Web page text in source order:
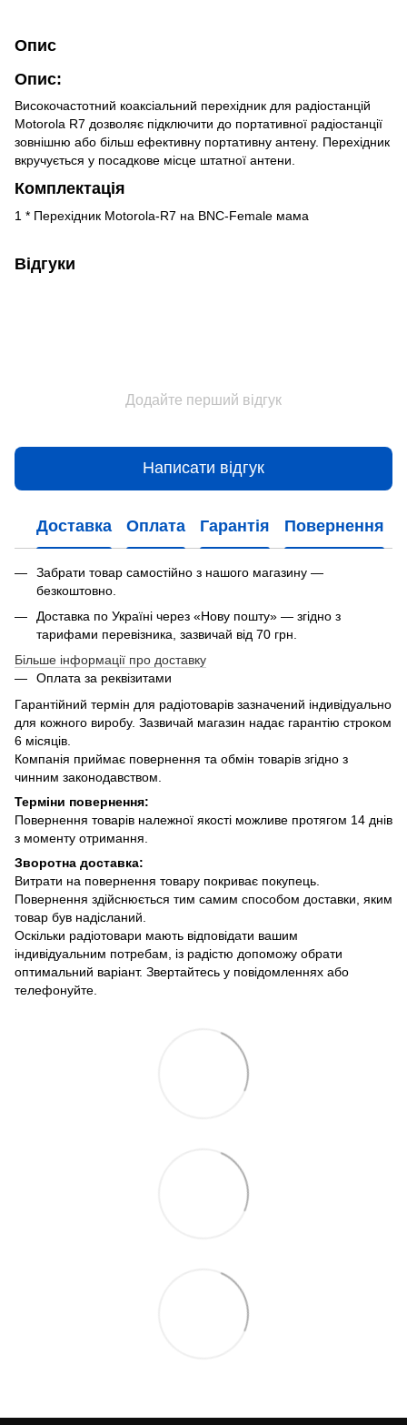
Опис
Опис:
Високочастотний коаксіальний перехідник для радіостанцій
Motorola R7 дозволяє підключити до портативної радіостанції
зовнішню або більш ефективну портативну антену. Перехідник
вкручується у посадкове місце штатної антени.
Комплектація
1 * Перехідник Motorola-R7 на BNC-Female мама
Відгуки
Додайте перший відгук
Написати відгук
Доставка Оплата Гарантія Повернення
Забрати товар самостійно з нашого магазину —
безкоштовно.
Доставка по Україні через «Нову пошту» — згідно з
тарифами перевізника, зазвичай від 70 грн.
Більше інформації про доставку
Оплата за реквізитами
Гарантійний термін для радіотоварів зазначений індивідуально
для кожного виробу. Зазвичай магазин надає гарантію строком
6 місяців.
Компанія приймає повернення та обмін товарів згідно з
чинним законодавством.
Терміни повернення:
Повернення товарів належної якості можливе протягом 14 днів
з моменту отримання.
Зворотна доставка:
Витрати на повернення товару покриває покупець.
Повернення здійснюється тим самим способом доставки, яким
товар був надісланий.
Оскільки радіотовари мають відповідати вашим
індивідуальним потребам, із радістю допоможу обрати
оптимальний варіант. Звертайтесь у повідомленнях або
телефонуйте.